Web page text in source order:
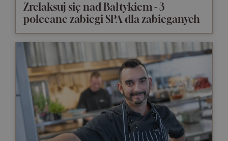
Zrelaksuj się nad Bałtykiem - 3
polecane zabiegi SPA dla zabieganych